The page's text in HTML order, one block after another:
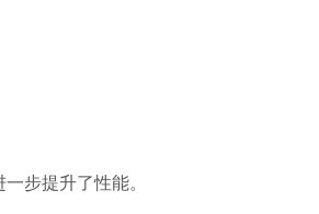
步提升了性能。